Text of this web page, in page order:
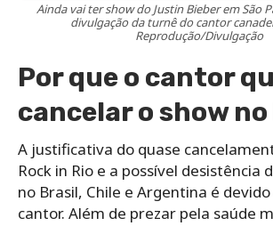
Ainda vai ter show do Justin Bieber em São
divulgação da turnê do cantor
Reprodução/Divulgação
Por que o cantor
cancelar o show
A justificativa do quase
Rock in Rio e a possível desistência
no Brasil, Chile e Argentina é
cantor. Além de prezar pela saúde